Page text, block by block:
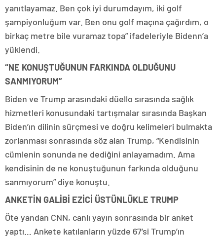
yanıtlayamaz. Ben çok iyi durumdayım, iki golf
şampiyonluğum var. Ben onu golf maçına çağırdım, o
birkaç metre bile vuramaz topa” ifadeleriyle Bidenn’a
yüklendi.
“NE KONUŞTUĞUNUN FARKINDA OLDUĞUNU
SANMIYORUM”
Biden ve Trump arasındaki düello sırasında sağlık
hizmetleri konusundaki tartışmalar sırasında Başkan
Biden’ın dilinin sürçmesi ve doğru kelimeleri bulmakta
zorlanması sonrasında söz alan Trump, “Kendisinin
cümlenin sonunda ne dediğini anlayamadım. Ama
kendisinin de ne konuştuğunun farkında olduğunu
sanmıyorum” diye konuştu.
ANKETİN GALİBİ EZİCİ ÜSTÜNLÜKLE TRUMP
Öte yandan CNN, canlı yayın sonrasında bir anket
yaptı… Ankete katılanların yüzde 67’si Trump’ın